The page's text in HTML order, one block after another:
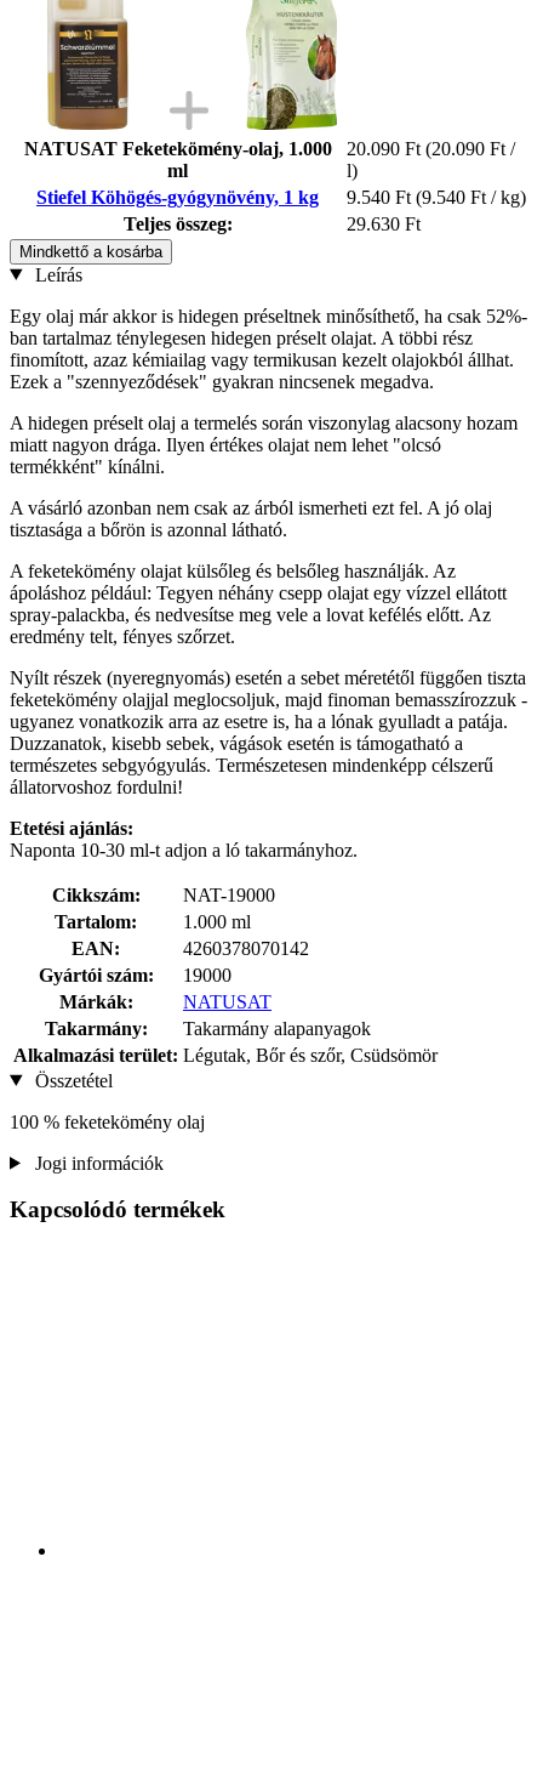
NATUSAT Feketekömény-olaj, 1.000
ml
20.090 Ft (20.090 Ft /
l)
Stiefel Köhögés-gyógynövény, 1 kg
9.540 Ft (9.540 Ft / kg)
Teljes összeg:
29.630 Ft
Mindkettő a kosárba
Leírás
Egy olaj már akkor is hidegen préseltnek minősíthető, ha csak 52%-
ban tartalmaz ténylegesen hidegen préselt olajat. A többi rész
finomított, azaz kémiailag vagy termikusan kezelt olajokból állhat.
Ezek a "szennyeződések" gyakran nincsenek megadva.
A hidegen préselt olaj a termelés során viszonylag alacsony hozam
miatt nagyon drága. Ilyen értékes olajat nem lehet "olcsó
termékként" kínálni.
A vásárló azonban nem csak az árból ismerheti ezt fel. A jó olaj
tisztasága a bőrön is azonnal látható.
A feketekömény olajat külsőleg és belsőleg használják. Az
ápoláshoz például: Tegyen néhány csepp olajat egy vízzel ellátott
spray-palackba, és nedvesítse meg vele a lovat kefélés előtt. Az
eredmény telt, fényes szőrzet.
Nyílt részek (nyeregnyomás) esetén a sebet méretétől függően tiszta
feketekömény olajjal meglocsoljuk, majd finoman bemasszírozzuk -
ugyanez vonatkozik arra az esetre is, ha a lónak gyulladt a patája.
Duzzanatok, kisebb sebek, vágások esetén is támogatható a
természetes sebgyógyulás. Természetesen mindenképp célszerű
állatorvoshoz fordulni!
Etetési ajánlás:
Naponta 10-30 ml-t adjon a ló takarmányhoz.
Cikkszám:
NAT-19000
Tartalom:
1.000 ml
EAN:
4260378070142
Gyártói szám:
19000
Márkák:
NATUSAT
Takarmány:
Takarmány alapanyagok
Alkalmazási terület: Légutak, Bőr és szőr, Csüdsömör
Összetétel
100 % feketekömény olaj
Jogi információk
Kapcsolódó termékek